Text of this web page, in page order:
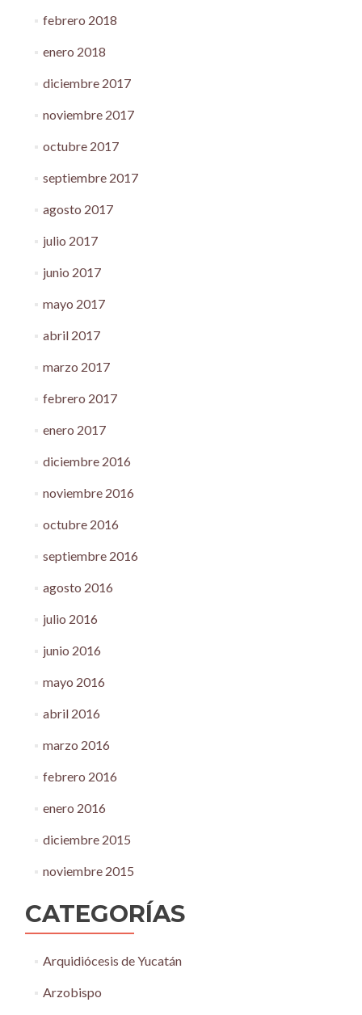
febrero 2018
enero 2018
diciembre 2017
noviembre 2017
octubre 2017
septiembre 2017
agosto 2017
julio 2017
junio 2017
mayo 2017
abril 2017
marzo 2017
febrero 2017
enero 2017
diciembre 2016
noviembre 2016
octubre 2016
septiembre 2016
agosto 2016
julio 2016
junio 2016
mayo 2016
abril 2016
marzo 2016
febrero 2016
enero 2016
diciembre 2015
noviembre 2015
CATEGORÍAS
Arquidiócesis de Yucatán
Arzobispo